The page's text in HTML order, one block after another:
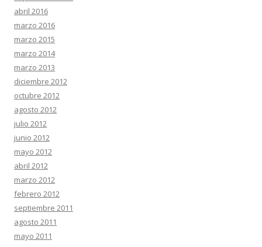
abril 2016
marzo 2016
marzo 2015
marzo 2014
marzo 2013
diciembre 2012
octubre 2012
agosto 2012
julio 2012
junio 2012
mayo 2012
abril 2012
marzo 2012
febrero 2012
septiembre 2011
agosto 2011
mayo 2011